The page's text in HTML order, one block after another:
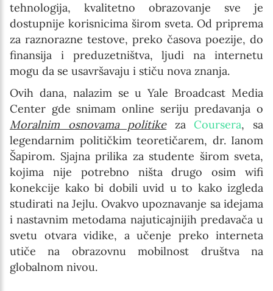
tehnologija, kvalitetno obrazovanje sve je
dostupnije korisnicima širom sveta. Od priprema
za raznorazne testove, preko časova poezije, do
finansija i preduzetništva, ljudi na internetu
mogu da se usavršavaju i stiču nova znanja.
Ovih dana, nalazim se u Yale Broadcast Media
Center gde snimam online seriju predavanja o
Moralnim osnovama politikezaCoursera, sa
legendarnim političkim teoretičarem, dr. Ianom
Šapirom. Sjajna prilika za studente širom sveta,
kojima nije potrebno ništa drugo osim wifi
konekcije kako bi dobili uvid u to kako izgleda
studirati na Jejlu. Ovakvo upoznavanje sa idejama
i nastavnim metodama najuticajnijih predavača u
svetu otvara vidike, a učenje preko interneta
utiče na obrazovnu mobilnost društva na
globalnom nivou.